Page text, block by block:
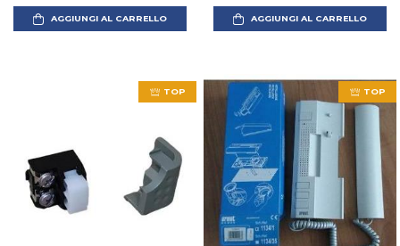
AGGIUNGI AL CARRELLO AGGIUNGI AL CARRELLO
TOP TOP